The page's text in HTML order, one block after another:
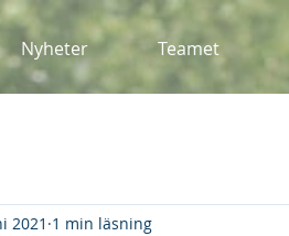
Nyheter Teamet
2021 1 min läsning